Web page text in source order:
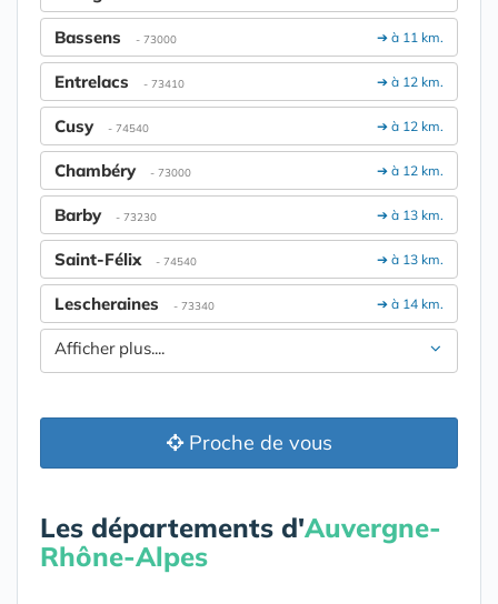
➔ à 11 km.
Bassens - 73000
➔ à 12 km.
Entrelacs - 73410
➔ à 12 km.
Cusy - 74540
➔ à 12 km.
Chambéry - 73000
➔ à 13 km.
Barby - 73230
➔ à 13 km.
Saint-Félix - 74540
➔ à 14 km.
Lescheraines - 73340
Afficher plus....
Proche de vous
Les départements d'Auvergne-
Rhône-Alpes